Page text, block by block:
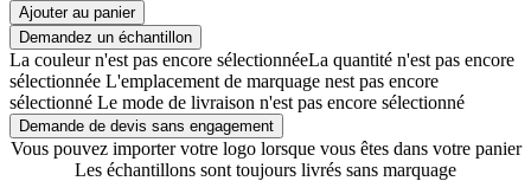
Ajouter au panier
Demandez un échantillon
La couleur n'est pas encore sélectionnéeLa quantité n'est pas encore
sélectionnée L'emplacement de marquage nest pas encore
sélectionné Le mode de livraison n'est pas encore sélectionné
Demande de devis sans engagement
Vous pouvez importer votre logo lorsque vous êtes dans votre panier
Les échantillons sont toujours livrés sans marquage